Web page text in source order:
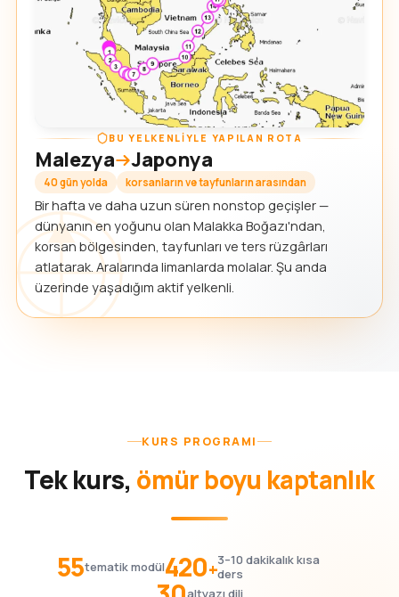
BU YELKENLIYLE YAPILAN ROTA
Malezya Japonya
40 gün yolda korsanların ve tayfunların arasından
Bir hafta ve daha uzun süren nonstop geçişler —
dünyanın en yoğunu olan Malakka Boğazı'ndan,
korsan bölgesinden, tayfunları ve ters rüzgârları
atlatarak. Aralarında limanlarda molalar. Şu anda
üzerinde yaşadığım aktif yelkenli.
KURS PROGRAMI
Tek kurs, ömür boyu kaptanlık
55tematik modül420+3–10 dakikalık kısa
ders
altyazı dili